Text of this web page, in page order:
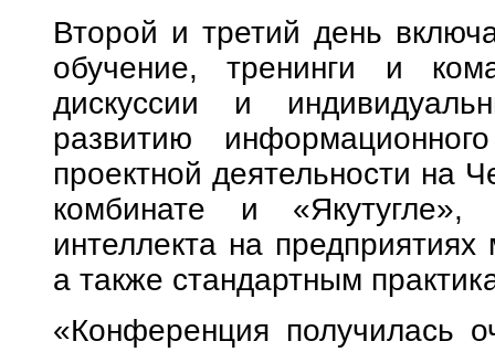
Второй и третий день
обучение, тренинги и
дискуссии и
развитию
проектной деятельности на
комбинате и «Якутугле»,
интеллекта на предприятиях
а также стандартным
«Конференция получилась